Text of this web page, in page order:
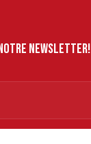
newsletter!